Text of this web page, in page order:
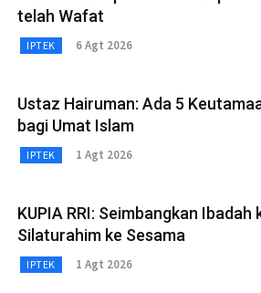
telah Wafat
IPTEK 6 Agt 2026
Ustaz Hairuman: Ada 5
bagi Umat Islam
IPTEK 1 Agt 2026
KUPIA RRI: Seimbangkan Ibadah
Silaturahim ke Sesama
IPTEK 1 Agt 2026